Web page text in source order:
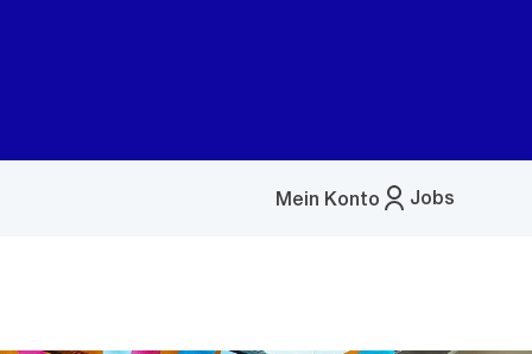
Jobs
Mein Konto
Menü